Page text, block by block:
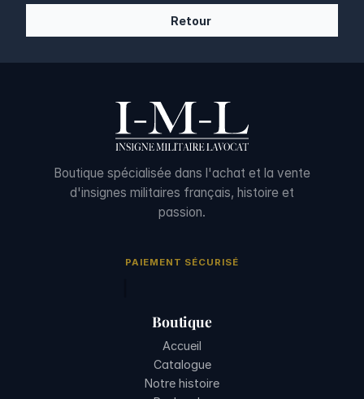
Retour
Boutique spécialisée dans l'achat et la vente
d'insignes militaires français, histoire et
passion.
PAIEMENT SÉCURISÉ
Boutique
Accueil
Catalogue
Notre histoire